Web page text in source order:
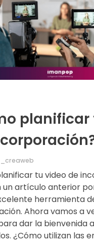
planificar
tu video de
un artículo anterior
herramienta
Ahora vamos a
dar la bienvenida
¿Cómo utilizan las